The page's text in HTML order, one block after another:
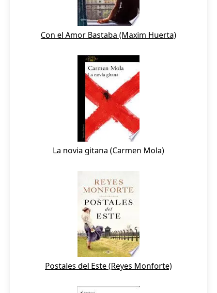
Con el Amor Bastaba (Maxim Huerta)
La novia gitana (Carmen Mola)
Postales del Este (Reyes Monforte)